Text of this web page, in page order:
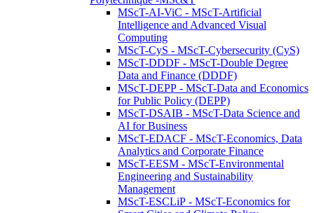
MScT-AI-ViC - MScT-Artificial
Intelligence and Advanced Visual
Computing
MScT-CyS - MScT-Cybersecurity (CyS)
MScT-DDDF - MScT-Double Degree
Data and Finance (DDDF)
MScT-DEPP - MScT-Data and Economics
for Public Policy (DEPP)
MScT-DSAIB - MScT-Data Science and
AI for Business
MScT-EDACF - MScT-Economics, Data
Analytics and Corporate Finance
MScT-EESM - MScT-Environmental
Engineering and Sustainability
Management
MScT-ESCLiP - MScT-Economics for